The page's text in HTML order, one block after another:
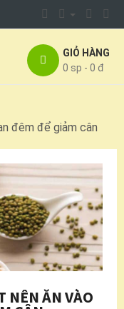
GIỎ HÀNG
0 sp - 0 đ
đêm để giảm cân
NÊN ĂN VÀO